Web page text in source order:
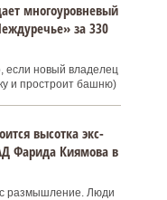
многоуровневый
за 330
если новый владелец
и простроит башню)
высотка экс-
Фарида Киямова в
размышление. Люди